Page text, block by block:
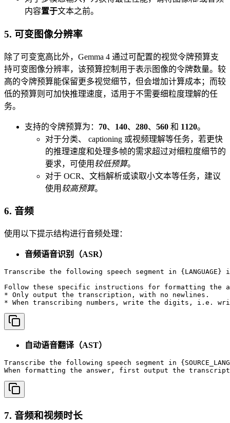
内容置于文本之前。
5. 可变图像分辨率
除了可变宽高比外，Gemma 4 通过可配置的视觉令牌预算支
持可变图像分辨率，该预算控制用于表示图像的令牌数量。较
高的令牌预算能保留更多视觉细节，但会增加计算成本；而较
低的预算则可加快推理速度，适用于不需要细粒度理解的任
务。
支持的令牌预算为： 70、 140、 280、 560 和 1120。
对于分类、 captioning 或视频理解等任务，若更快
的推理速度和处理多帧的需求超过对细粒度细节的
要求，可使用 较低预算。
对于 OCR、文档解析或读取小文本等任务，建议
使用 较高预算。
6. 音频
使用以下提示结构进行音频处理：
音频语音识别（ASR）
Transcribe the following speech segment in {LANGUAGE}
Follow these specific instructions for formatting the
* Only output the transcription, with no newlines.
* When transcribing numbers, write the digits, i.e.
自动语音翻译（AST）
Transcribe the following speech segment in
When formatting the answer, first output the transcription
7. 音频和视频时长